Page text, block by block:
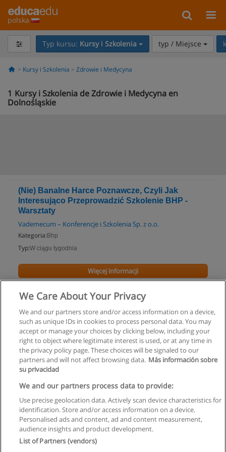
polska
Typ kursu: Kursy i Szkolenia typ / Miejsce
Kursy i Szkolenia Zdrowie i Medycyna
1 Kursy i Szkolenia de Zdrowie i Medycyna en
Dolnośląskie
(Nie) Banalne Harce Poznawcze, Czyli Jak
Interesująco Przeprowadzić Szkolenie BHP -
Warsztaty
Vademecum – Konferencje i Szkolenia Sp. z o.o.
Kategoria: Bhp
Typ:W ciągu tygodnia
Więcej informacji
Regulamin
Polityka ochrony danych osobowych
Kontakt z Educaedu
Copyright © Educaedu Business S.L. - CIF : B-95610580: -
We Care About Your Privacy
We and our partners store and/or access information on a device,
such as unique IDs in cookies to process personal data. You may
accept or manage your choices by clicking below, including your
right to object where legitimate interest is used, or at any time in
the privacy policy page. These choices will be signaled to our
partners and will not affect browsing data. Más información sobre
su privacidad
We and our partners process data to provide:
Use precise geolocation data. Actively scan device characteristics for
identification. Store and/or access information on a device.
Personalised ads and content, ad and content measurement,
audience insights and product development.
List of Partners (vendors)